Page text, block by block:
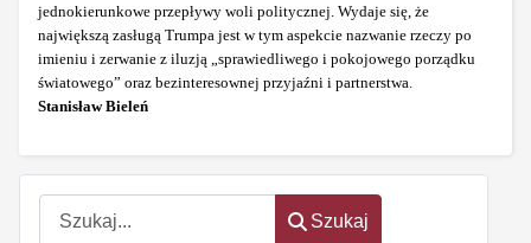
Szukaj
Szukaj
jednokierunkowe przepływy woli politycznej. Wydaje się, że
największą zasługą Trumpa jest w tym aspekcie nazwanie rzeczy po
imieniu i zerwanie z iluzją „sprawiedliwego i pokojowego porządku
światowego” oraz bezinteresownej przyjaźni i partnerstwa.
Stanisław Bieleń